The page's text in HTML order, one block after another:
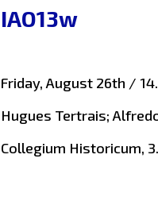
IAO13w
Friday, August 26th /
Hugues Tertrais;
Collegium Historicum,